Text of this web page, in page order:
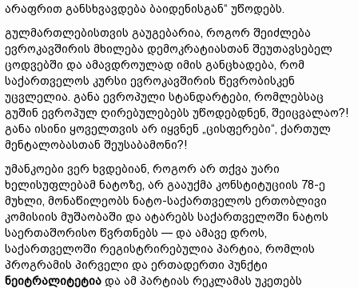
არაფრით განსხვავდება ბაიდენისგან“ უწოდებს.
გულმართლებისთვის გაუგებარია, როგორ შეიძლება
ევროკავშირის მხილება დემოკრატიასთან შეუთავსებელ
ცოდვებში და ამავდროულად იმის განცხადება, რომ
საქართველოს კურსი ევროკავშირის წევრობისკენ
უცვლელია. განა ევროპული სტანდარტები, რომლებსაც
გუშინ ევროპულ ღირებულებებს უწოდებდნენ, შეიცვალაო?!
განა ისინი ყოველთვის არ იყვნენ „ცისფერები“, ქართულ
მენტალობასთან შეუსაბამონი?!
უმანკოები ვერ ხვდებიან, როგორ არ თქვა უარი
ხელისუფლებამ ნატოზე, არ გააუქმა კონსტიტუციის 78-ე
მუხლი, მონაწილეობს ნატო-საქართველოს ერთობლივი
კომისიის მუშაობაში და ატარებს საქართველოში ნატოს
საერთაშორისო წვრთნებს — და ამავე დროს,
საქართველოში რეგისტრირებულია პარტია, რომლის
პროგრამის პირველი და ერთადერთი პუნქტი
ნეიტრალიტეტია და ამ პარტიას რეკლამას უკეთებს